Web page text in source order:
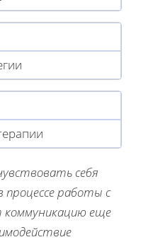
себя
работы с
коммуникацию еще